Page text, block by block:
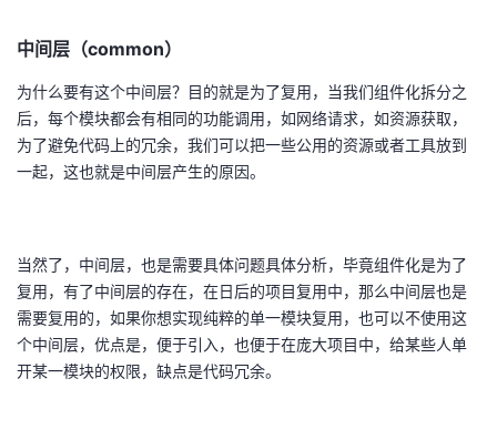
中间层（common）
为什么要有这个中间层？目的就是为了复用，当我们组件化拆分之
后，每个模块都会有相同的功能调用，如网络请求，如资源获取，
为了避免代码上的冗余，我们可以把一些公用的资源或者工具放到
一起，这也就是中间层产生的原因。
当然了，中间层，也是需要具体问题具体分析，毕竟组件化是为了
复用，有了中间层的存在，在日后的项目复用中，那么中间层也是
需要复用的，如果你想实现纯粹的单一模块复用，也可以不使用这
个中间层，优点是，便于引入，也便于在庞大项目中，给某些人单
开某一模块的权限，缺点是代码冗余。